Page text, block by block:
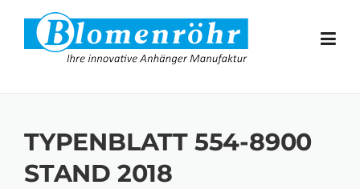
Skip to content
TYPENBLATT 554-8900
STAND 2018